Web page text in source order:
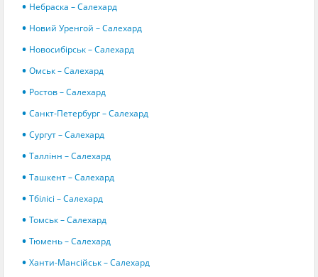
Небраска – Салехард
Новий Уренгой – Салехард
Новосибірськ – Салехард
Омськ – Салехард
Ростов – Салехард
Санкт-Петербург – Салехард
Сургут – Салехард
Таллінн – Салехард
Ташкент – Салехард
Тбілісі – Салехард
Томськ – Салехард
Тюмень – Салехард
Ханти-Мансійськ – Салехард